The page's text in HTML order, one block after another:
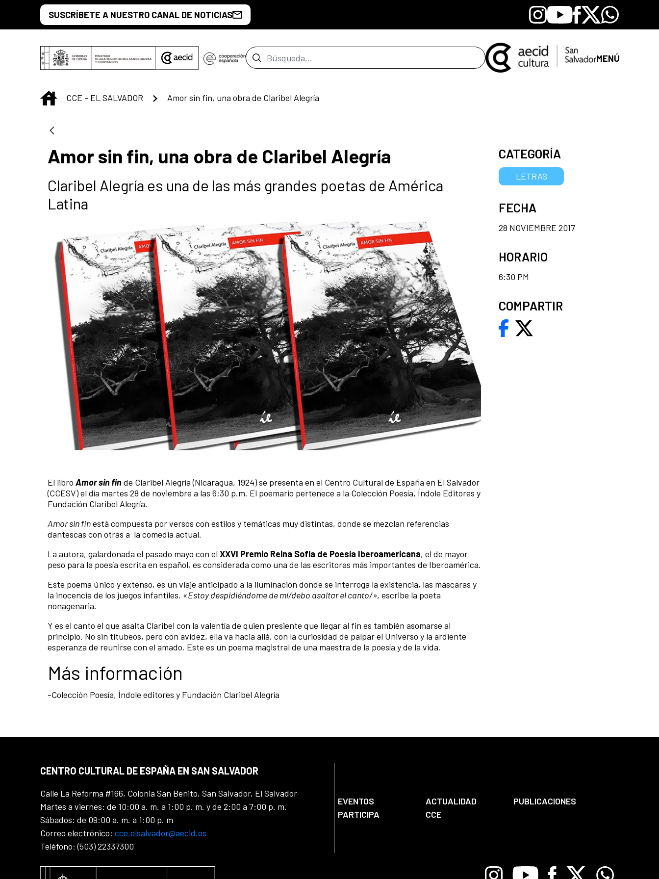
Saltar al contenido principal
SUSCRÍBETE A NUESTRO CANAL DE NOTICIAS Instagram
YoutubeFacebook
X Whatsapp
Barra de búsqueda MENÚ
INICIO
CCE - EL SALVADOR Amor sin fin, una obra de Claribel Alegría
Amor sin fin, una obra de Claribel Alegría
Claribel Alegría es una de las más grandes poetas de América
Latina
El libro Amor sin fin de Claribel Alegría (Nicaragua, 1924) se presenta en el Centro Cultural de España en El Salvador
(CCESV) el día martes 28 de noviembre a las 6:30 p.m. El poemario pertenece a la Colección Poesía, Índole Editores y
Fundación Claribel Alegría.
Amor sin finestá compuesta por versos con estilos y temáticas muy distintas, donde se mezclan referencias
dantescas con otras a la comedia actual.
La autora, galardonada el pasado mayo con el XXVI Premio Reina Sofía de Poesía Iberoamericana, el de mayor
peso para la poesía escrita en español, es considerada como una de las escritoras más importantes de Iberoamérica.
Este poema único y extenso, es un viaje anticipado a la iluminación donde se interroga la existencia, las máscaras y
la inocencia de los juegos infantiles. «Estoy despidiéndome de mí/debo asaltar el canto/», escribe la poeta
nonagenaria.
Y es el canto el que asalta Claribel con la valentía de quien presiente que llegar al fin es también asomarse al
principio. No sin titubeos, pero con avidez, ella va hacia allá, con la curiosidad de palpar el Universo y la ardiente
esperanza de reunirse con el amado. Este es un poema magistral de una maestra de la poesía y de la vida.
Más información
-Colección Poesía, Índole editores y Fundación Claribel Alegría
CATEGORÍA
LETRAS
FECHA
28 NOVIEMBRE 2017
HORARIO
6:30 PM
COMPARTIR
CENTRO CULTURAL DE ESPAÑA EN SAN SALVADOR
Calle La Reforma #166, Colonia San Benito, San Salvador, El Salvador
Martes a viernes: de 10:00 a. m. a 1:00 p. m. y de 2:00 a 7:00 p. m.
Sábados: de 09:00 a. m. a 1:00 p. m
Correo electrónico: cce.elsalvador@aecid.es
Teléfono: (503) 22337300
EVENTOS ACTUALIDAD
PUBLICACIONES
PARTICIPA
CCE
InstagramYoutube Facebook
X Whatsapp